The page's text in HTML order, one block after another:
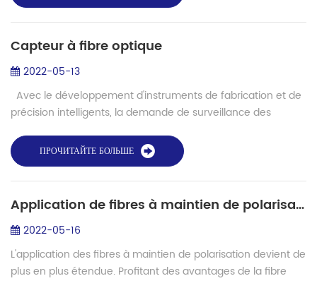
Capteur à fibre optique
2022-05-13
Avec le développement d'instruments de fabrication et de
précision intelligents, la demande de surveillance des
surveillance des ...
ПРОЧИТАЙТЕ БОЛЬШЕ
Application de fibres à maintien de polarisation
2022-05-16
L'application des fibres à maintien de polarisation devient de
plus en plus étendue. Profitant des avantages de la fibre